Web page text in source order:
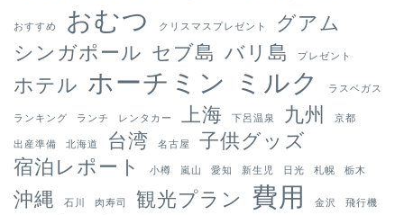
おすすめ おむつ クリスマスプレゼント
グアム
シンガポール セブ島 バリ島 プレゼント
ホテル ホーチミン ミルク ラスベガス
ランキング ランチ レンタカー 上海 下呂温泉 九州 京都
出産準備 北海道 台湾 名古屋
子供グッズ
宿泊レポート
小樽 嵐山 愛知 新生児 日光 札幌 栃木
沖縄 石川 肉寿司 観光プラン 費用 金沢 飛行機